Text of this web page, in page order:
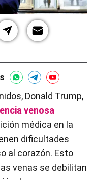
Donald Trump,
venosa
médica en la
dificultades
al corazón. Esto
venas se debilitan